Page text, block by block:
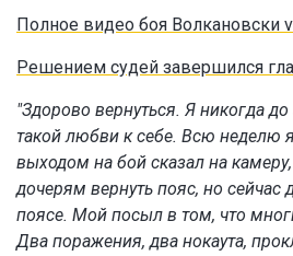
Полное видео боя Волкановски
Решением судей завершился
"Здорово вернуться. Я никогда до
такой любви к себе. Всю неделю
выходом на бой сказал на
дочерям вернуть пояс, но сейчас
поясе. Мой посыл в том, что
Два поражения, два нокаута,